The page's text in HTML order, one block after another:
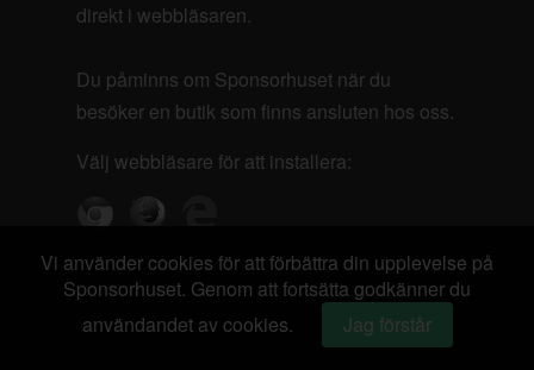
direkt i webbläsaren.
Du påminns om Sponsorhuset när du
besöker en butik som finns ansluten hos oss.
Välj webbläsare för att installera:
Vi använder cookies för att förbättra din upplevelse på
Sponsorhuset. Genom att fortsätta godkänner du
användandet av cookies.
Jag förstår